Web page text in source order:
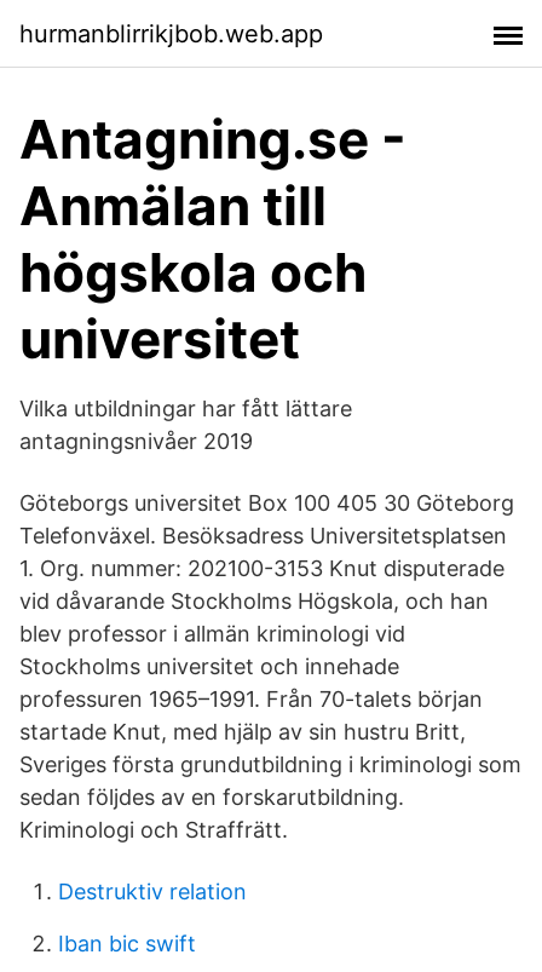
hurmanblirrikjbob.web.app
Antagning.se -
Anmälan till
högskola och
universitet
Vilka utbildningar har fått lättare
antagningsnivåer 2019
Göteborgs universitet Box 100 405 30 Göteborg
Telefonväxel. Besöksadress Universitetsplatsen
1. Org. nummer: 202100-3153 Knut disputerade
vid dåvarande Stockholms Högskola, och han
blev professor i allmän kriminologi vid
Stockholms universitet och innehade
professuren 1965–1991. Från 70-talets början
startade Knut, med hjälp av sin hustru Britt,
Sveriges första grundutbildning i kriminologi som
sedan följdes av en forskarutbildning.
Kriminologi och Straffrätt.
Destruktiv relation
Iban bic swift